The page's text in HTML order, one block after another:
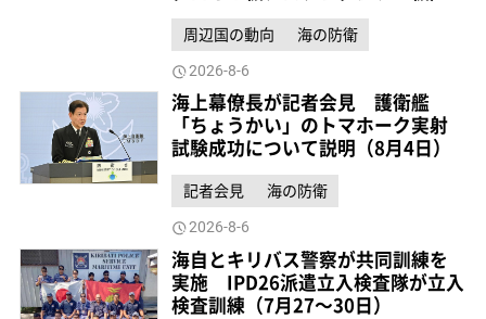
周辺国の動向 海の防衛
2026-8-6
海上幕僚長が記者会見 護衛艦
「ちょうかい」のトマホーク実射
試験成功について説明（8月4日）
記者会見 海の防衛
2026-8-6
海自とキリバス警察が共同訓練を
実施 IPD26派遣立入検査隊が立入
検査訓練（7月27～30日）